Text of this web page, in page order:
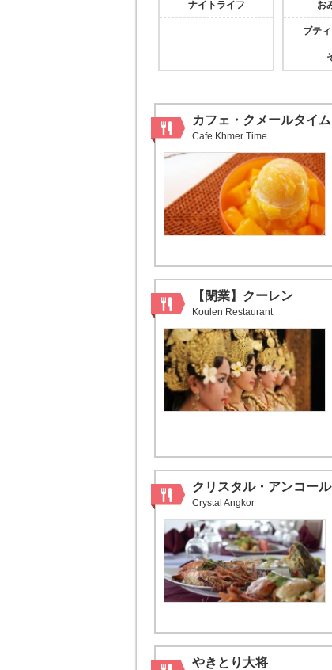
ナイトライフ お
ブテ
カフェ・クメールタイム
Cafe Khmer Time
【閉業】クーレン
Koulen Restaurant
クリスタル・アンコール
Crystal Angkor
やきとり大将